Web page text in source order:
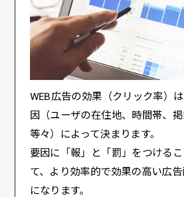
WEB広告の効果（クリック率）
因（ユーザの在住地、時間帯、
等々）によって決まります。
要因に「報」と「罰」をつける
て、より効率的で効果の高い広
になります。